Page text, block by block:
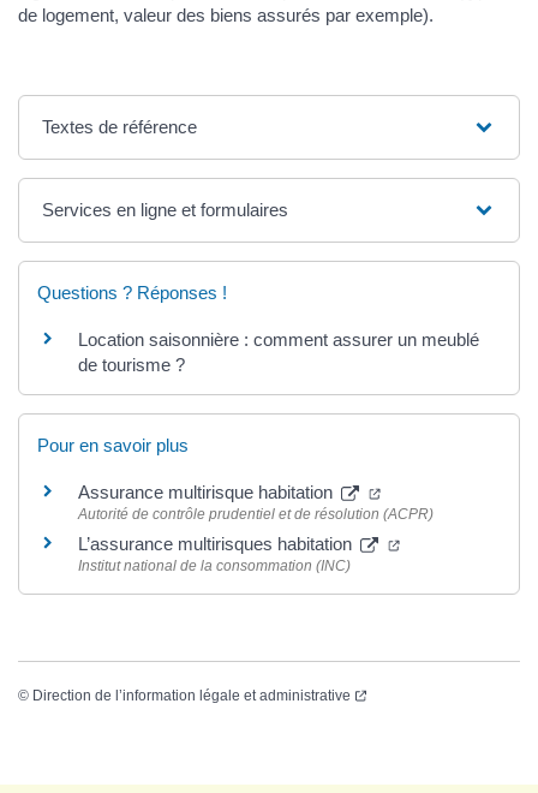
de logement, valeur des biens assurés par exemple).
Textes de référence
Services en ligne et formulaires
Questions ? Réponses !
Location saisonnière : comment assurer un meublé
de tourisme ?
Pour en savoir plus
Assurance multirisque habitation
Autorité de contrôle prudentiel et de résolution (ACPR)
L’assurance multirisques habitation
Institut national de la consommation (INC)
© Direction de l’information légale et administrative